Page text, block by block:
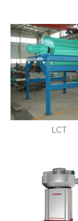
LCT